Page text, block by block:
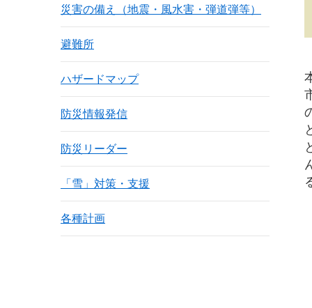
災害の備え（地震・風水害・弾道弾等）
避難所
ハザードマップ
防災情報発信
防災リーダー
「雪」対策・支援
各種計画